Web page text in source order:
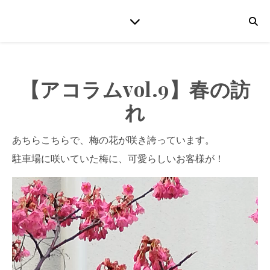
【アコラムvol.9】春の訪
れ
あちらこちらで、梅の花が咲き誇っています。
駐車場に咲いていた梅に、可愛らしいお客様が！
動
画
プ
レ
ー